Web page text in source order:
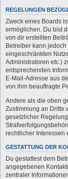
REGELUNGEN
Zweck eines Boards
ermöglichen. Du bist
von dir erstellten
Betreiber kann
eingeschränkten
Administratoren etc.)
entsprechenden
E-Mail-Adresse aus
von ihm beauftragte
Andere als die oben
Zustimmung an Dritte
gesetzlicher
rechtlicher Interessen
GESTATTUNG DER
Du gestattest dem
angegebenen
zentraler